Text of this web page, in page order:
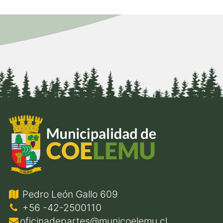
Pedro León Gallo 609
+56 -42-2500110